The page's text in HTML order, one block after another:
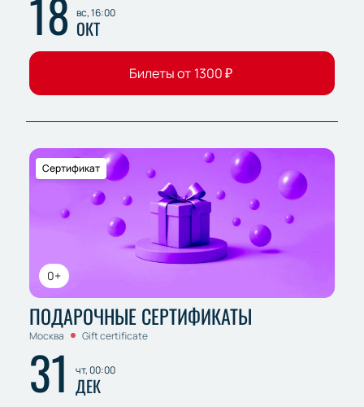
18 вс, 16:00
ОКТ
Билеты от 1300₽
0+
Сертификат
ПОДАРОЧНЫЕ СЕРТИФИКАТЫ
Москва Gift certificate
31 чт, 00:00
ДЕК